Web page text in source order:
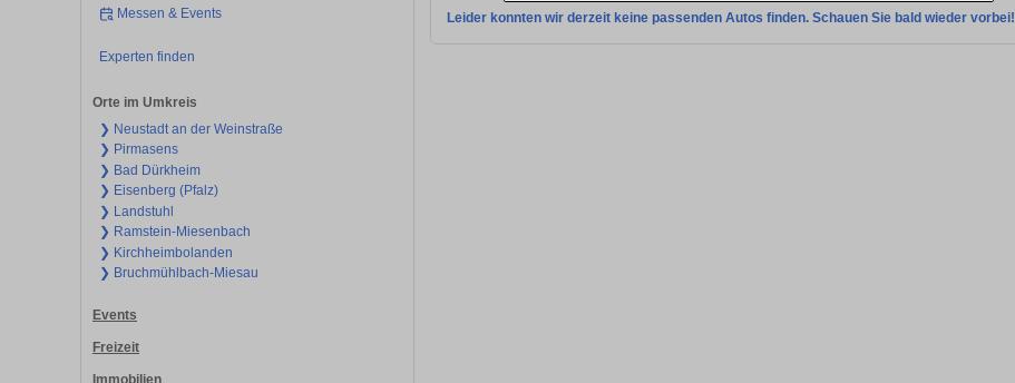
Messen & Events
Experten finden
Orte im Umkreis
❯ Neustadt an der Weinstraße
❯ Pirmasens
❯ Bad Dürkheim
❯ Eisenberg (Pfalz)
❯ Landstuhl
❯ Ramstein-Miesenbach
❯ Kirchheimbolanden
❯ Bruchmühlbach-Miesau
Events
Freizeit
Immobilien
Leider konnten wir derzeit keine passenden Autos finden. Schauen Sie bald wieder vorbei!